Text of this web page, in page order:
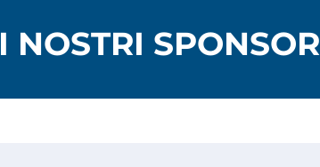
I NOSTRI SPONSOR